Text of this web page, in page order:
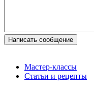
Написать сообщение
Мастер-классы
Статьи и рецепты